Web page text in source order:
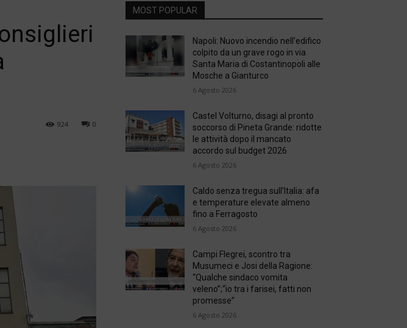
0
924
MOST POPULAR
Napoli: Nuovo incendio nell’edifico
colpito da un grave rogo in via
Santa Maria di Costantinopoli alle
Mosche a Gianturco
6 Agosto 2026
Castel Volturno, disagi al pronto
soccorso di Pineta Grande: ridotte
le attività dopo il mancato
accordo sul budget 2026
6 Agosto 2026
Caldo senza tregua sull’Italia: afa
e temperature elevate almeno
fino a Ferragosto
6 Agosto 2026
Campi Flegrei, scontro tra
Musumeci e Josi della Ragione:
“Qualche sindaco vomita
veleno”;“io tra i farisei, fatti non
promesse”
6 Agosto 2026